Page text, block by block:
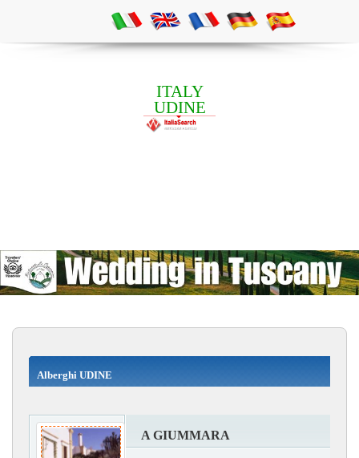
ITALY
UDINE
Alberghi UDINE
A GIUMMARA